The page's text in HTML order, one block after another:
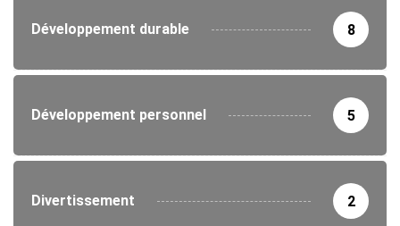
Développement durable 8
Développement personnel 5
Divertissement 2